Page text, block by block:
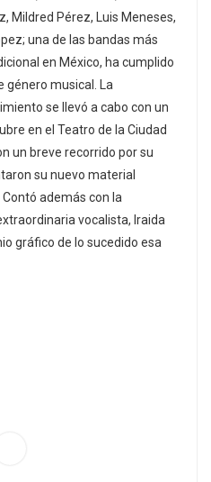
Mildred Pérez, Luis Meneses,
una de las bandas más
en México, ha cumplido
género musical. La
se llevó a cabo con un
en el Teatro de la Ciudad
un breve recorrido por su
su nuevo material
Contó además con la
vocalista, Iraida
gráfico de lo sucedido esa